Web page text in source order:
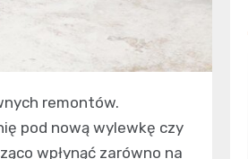
remontów.
pod nową wylewkę czy
wpłynąć zarówno na